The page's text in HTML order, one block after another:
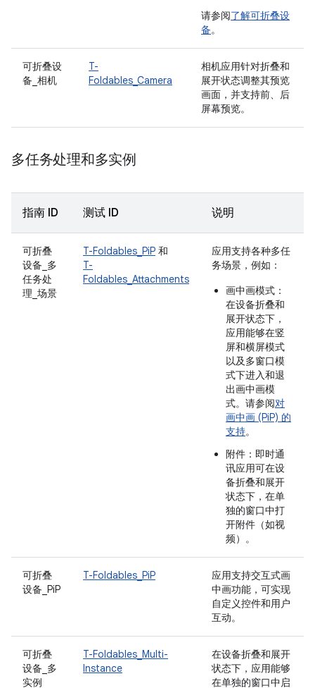
请参阅了解可折叠设
备。
可折叠设
备_相机
T-
Foldables_Camera
相机应用针对折叠和
展开状态调整其预览
画面，并支持前、后
屏幕预览。
多任务处理和多实例
指南 ID 测试 ID 说明
可折叠
设备_多
任务处
理_场景
T-Foldables_PiP 和
T-
Foldables_Attachments
应用支持各种多任
务场景，例如：
画中画模式：
在设备折叠和
展开状态下，
应用能够在竖
屏和横屏模式
以及多窗口模
式下进入和退
出画中画模
式。请参阅对
画中画 (PiP) 的
支持。
附件：即时通
讯应用可在设
备折叠和展开
状态下，在单
独的窗口中打
开附件（如视
频）。
可折叠
设备_PiP
T-Foldables_PiP
应用支持交互式画
中画功能，可实现
自定义控件和用户
互动。
可折叠
设备_多
实例
T-Foldables_Multi-
Instance
在设备折叠和展开
状态下，应用能够
在单独的窗口中启